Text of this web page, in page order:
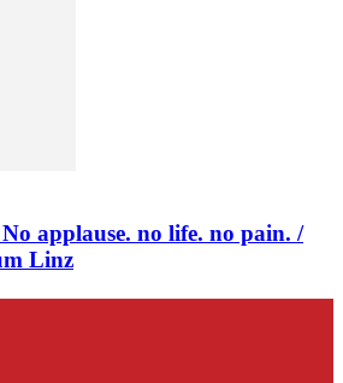
applause. no life. no pain. /
Linz